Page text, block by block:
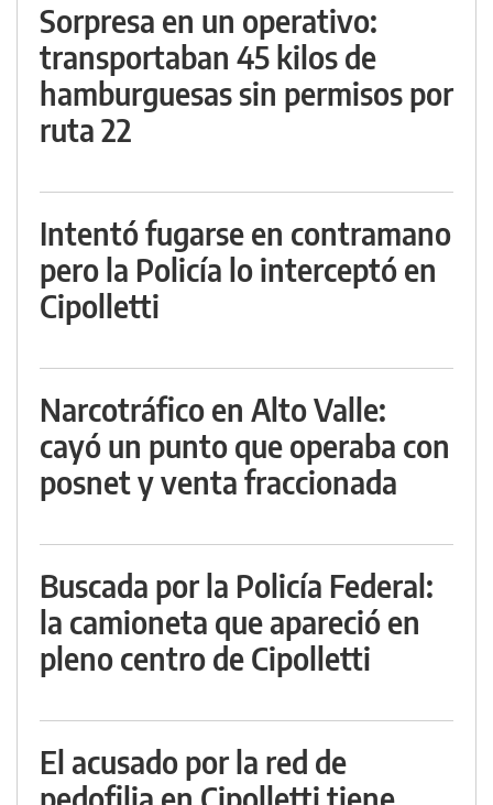
Sorpresa en un operativo:
transportaban 45 kilos de
hamburguesas sin permisos por
ruta 22
Intentó fugarse en contramano
pero la Policía lo interceptó en
Cipolletti
Narcotráfico en Alto Valle:
cayó un punto que operaba con
posnet y venta fraccionada
Buscada por la Policía Federal:
la camioneta que apareció en
pleno centro de Cipolletti
El acusado por la red de